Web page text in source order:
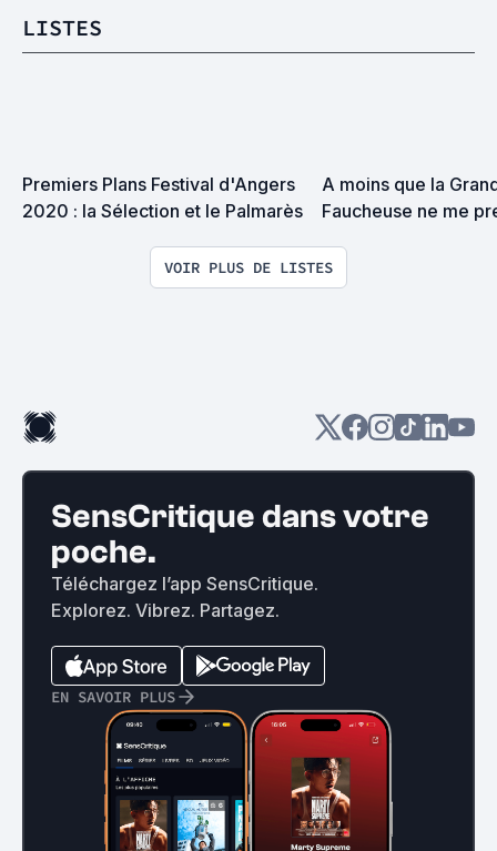
LISTES
Premiers Plans Festival d'Angers
2020 : la Sélection et le Palmarès
A moins que la
Faucheuse ne me
VOIR PLUS DE LISTES
SensCritique dans votre
poche.
Téléchargez l’app SensCritique.
Explorez. Vibrez. Partagez.
EN SAVOIR PLUS